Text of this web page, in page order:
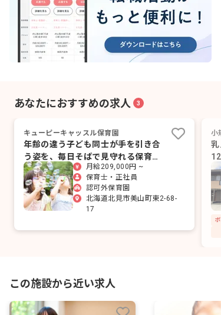
あなたにおすすめの求人 3
キューピーキャッスル保育園
年齢の違う子ども同士が手を引き合
う姿を、毎日そばで見守れる保育園
です。
月給209,000円 ~
保育士・正社員
認可外保育園
北海道北見市美山町東2-68-
17
小
実
この施設から近い求人